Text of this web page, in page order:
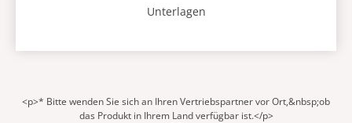
Unterlagen
<p>* Bitte wenden Sie sich an Ihren Vertriebspartner vor Ort,&nbsp;ob
das Produkt in Ihrem Land verfügbar ist.</p>